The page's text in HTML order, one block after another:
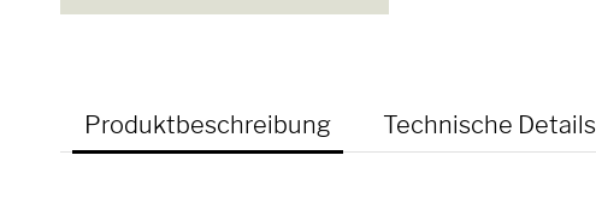
Produktbeschreibung Technische Details